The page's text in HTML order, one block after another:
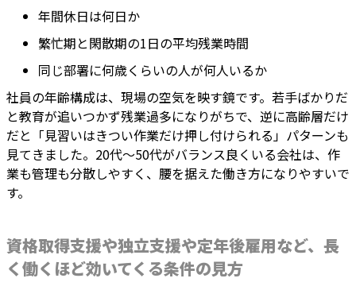
年間休日は何日か
繁忙期と閑散期の1日の平均残業時間
同じ部署に何歳くらいの人が何人いるか
社員の年齢構成は、現場の空気を映す鏡です。若手ばかりだ
と教育が追いつかず残業過多になりがちで、逆に高齢層だけ
だと「見習いはきつい作業だけ押し付けられる」パターンも
見てきました。20代〜50代がバランス良くいる会社は、作
業も管理も分散しやすく、腰を据えた働き方になりやすいで
す。
資格取得支援や独立支援や定年後雇用など、長
く働くほど効いてくる条件の見方